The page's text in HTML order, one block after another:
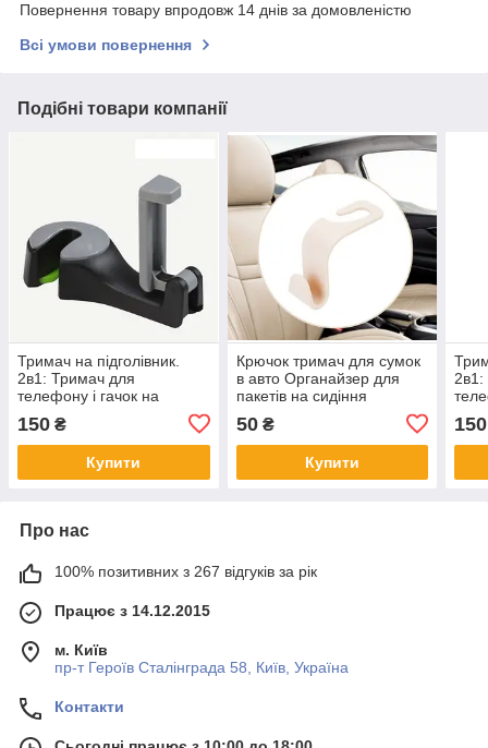
Повернення товару впродовж 14 днів за домовленістю
Всі умови повернення
Подібні товари компанії
Тримач на підголівник.
2в1: Тримач для
телефону і гачок на
150 ₴
Купити
Крючок тримач для сумок
в авто Органайзер для
пакетів на сидіння
50₴
Купити
150
Про нас
100% позитивних з 267 відгуків за рік
Працює з 14.12.2015
м. Київ
пр-т Героїв Сталінграда 58, Київ, Україна
Контакти